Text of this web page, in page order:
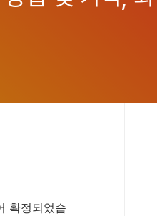
확정되었습